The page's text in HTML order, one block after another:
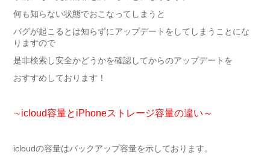
何も知らない状態でおこなってしまうと
バグが起こるとは知らずにアップデートをしてしまうことにな
りますので
是非検索し安全かどうかを確認してからのアップデートを
おすすめしております！
∼icloud容量とiPhoneストレージ容量の違い～
icloudの容量はバックアップ容量を示しております。